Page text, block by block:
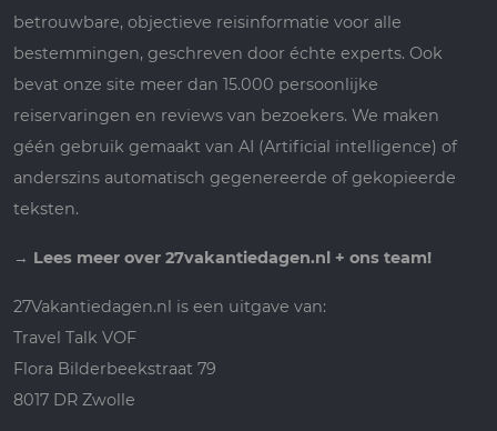
betrouwbare, objectieve reisinformatie voor alle
bestemmingen, geschreven door échte experts. Ook
bevat onze site meer dan 15.000 persoonlijke
reiservaringen en reviews van bezoekers. We maken
géén gebruik gemaakt van AI (Artificial intelligence) of
anderszins automatisch gegenereerde of gekopieerde
teksten.
→ Lees meer over 27vakantiedagen.nl + ons team!
27Vakantiedagen.nl is een uitgave van:
Travel Talk VOF
Flora Bilderbeekstraat 79
8017 DR Zwolle